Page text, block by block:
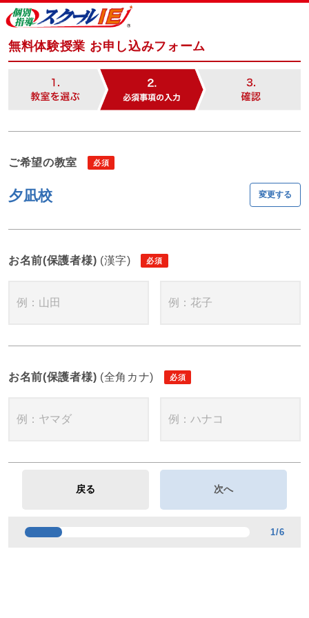
無料体験授業 お申し込みフォーム
ご希望の教室
夕凪校 変更する
お名前(保護者様) (漢字)
お名前(保護者様) (全角カナ)
1/6